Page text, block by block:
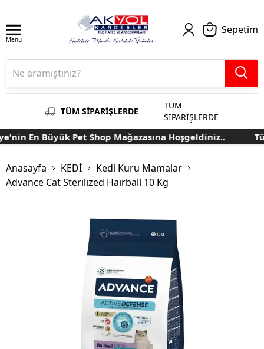
Menu
Sepetim
TÜM SİPARİŞLERDE
TÜM
SİPARİŞLERDE
En Büyük Pet Shop Mağazasına Hoşgeldiniz..
Anasayfa KEDİ
Kedi Kuru Mamalar
Advance Cat Sterılızed Haırball 10 Kg